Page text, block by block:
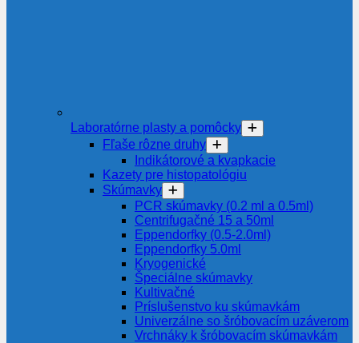
Laboratórne plasty a pomôcky
Fľaše rôzne druhy
Indikátorové a kvapkacie
Kazety pre histopatológiu
Skúmavky
PCR skúmavky (0.2 ml a 0.5ml)
Centrifugačné 15 a 50ml
Eppendorfky (0.5-2.0ml)
Eppendorfky 5.0ml
Kryogenické
Špeciálne skúmavky
Kultivačné
Príslušenstvo ku skúmavkám
Univerzálne so šróbovacím uzáverom
Vrchnáky k šróbovacím skúmavkám